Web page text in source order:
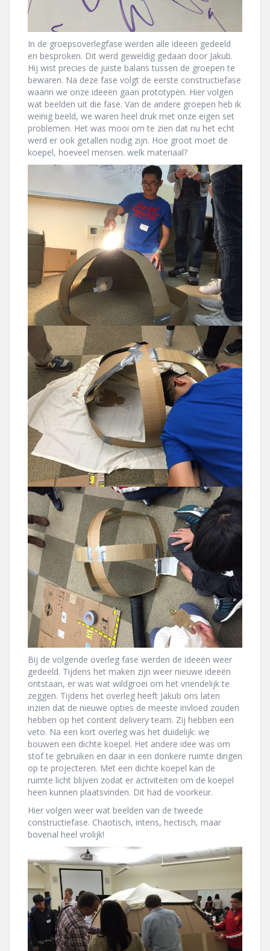
In de groepsoverlegfase werden alle ideeën gedeeld
en besproken. Dit werd geweldig gedaan door Jakub.
Hij wist precies de juiste balans tussen de groepen te
bewaren. Na deze fase volgt de eerste constructiefase
waarin we onze ideeën gaan prototypen. Hier volgen
wat beelden uit die fase. Van de andere groepen heb ik
weinig beeld, we waren heel druk met onze eigen set
problemen. Het was mooi om te zien dat nu het echt
werd er ook getallen nodig zijn. Hoe groot moet de
koepel, hoeveel mensen. welk materiaal?
Bij de volgende overleg fase werden de ideeën weer
gedeeld. Tijdens het maken zijn weer nieuwe ideeën
ontstaan, er was wat wildgroei om het vriendelijk te
zeggen. Tijdens het overleg heeft Jakub ons laten
inzien dat de nieuwe opties de meeste invloed zouden
hebben op het content delivery team. Zij hebben een
veto. Na een kort overleg was het duidelijk: we
bouwen een dichte koepel. Het andere idee was om
stof te gebruiken en daar in een donkere ruimte dingen
op te projecteren. Met een dichte koepel kan de
ruimte licht blijven zodat er activiteiten om de koepel
heen kunnen plaatsvinden. Dit had de voorkeur.
Hier volgen weer wat beelden van de tweede
constructiefase. Chaotisch, intens, hectisch, maar
bovenal heel vrolijk!